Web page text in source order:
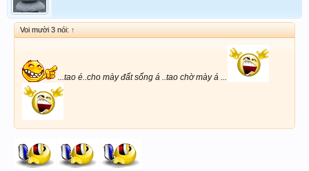
Voi mười 3 nói: ↑
...tao é..cho mày đất sống á ..tao chờ mày á ...